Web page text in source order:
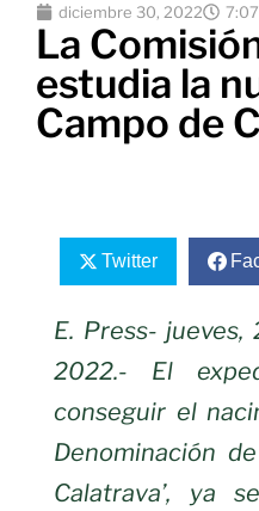
diciembre 30, 2022
La
estudia la
Campo de
Twitter
E. Press-jueves,
2022.- El
conseguir el
Denominación
Calatrava’, ya